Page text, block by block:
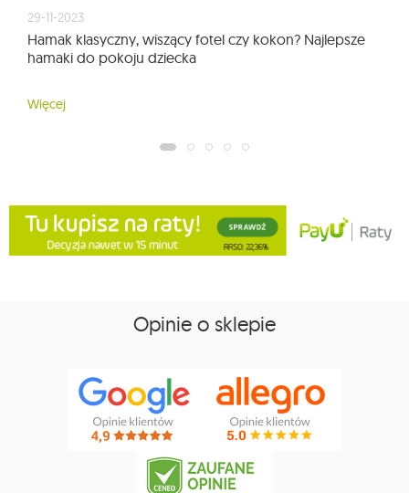
29-11-2023
Hamak klasyczny, wiszący fotel czy kokon? Najlepsze
hamaki do pokoju dziecka
Więcej
Opinie o sklepie